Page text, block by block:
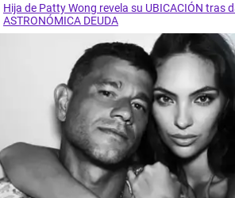
Hija de Patty Wong revela su UBICACIÓN tras
ASTRONÓMICA DEUDA